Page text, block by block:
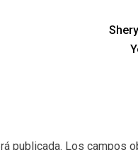
publicada. Los campos